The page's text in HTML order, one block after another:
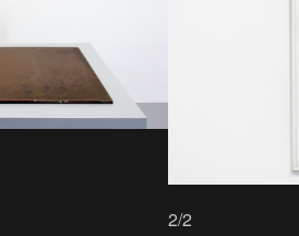
2/2